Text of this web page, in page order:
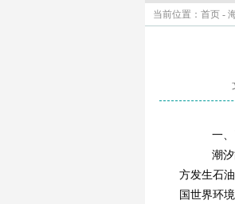
当前位置： 首页 -
一、
潮汐
方发生石
国世界环